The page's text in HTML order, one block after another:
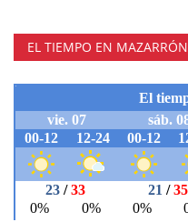
EL TIEMPO EN MAZARRÓN